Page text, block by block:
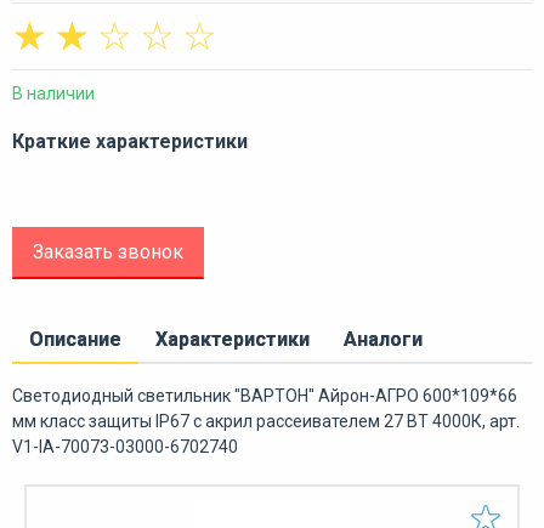
☆
☆
☆
☆
☆
В наличии
Краткие характеристики
Заказать звонок
Описание Характеристики Аналоги
Светодиодный светильник "ВАРТОН" Айрон-АГРО 600*109*66
мм класс защиты IP67 с акрил рассеивателем 27 ВТ 4000К, арт.
V1-IA-70073-03000-6702740